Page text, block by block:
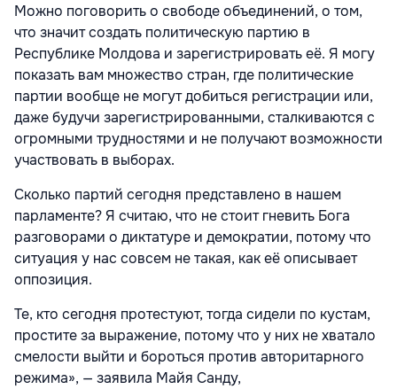
Можно поговорить о свободе объединений, о том,
что значит создать политическую партию в
Республике Молдова и зарегистрировать её. Я могу
показать вам множество стран, где политические
партии вообще не могут добиться регистрации или,
даже будучи зарегистрированными, сталкиваются с
огромными трудностями и не получают возможности
участвовать в выборах.
Сколько партий сегодня представлено в нашем
парламенте? Я считаю, что не стоит гневить Бога
разговорами о диктатуре и демократии, потому что
ситуация у нас совсем не такая, как её описывает
оппозиция.
Те, кто сегодня протестуют, тогда сидели по кустам,
простите за выражение, потому что у них не хватало
смелости выйти и бороться против авторитарного
режима», — заявила Майя Санду,